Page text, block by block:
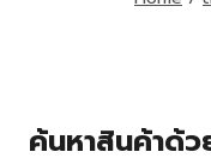
ค้นหาสินค้าด้ว